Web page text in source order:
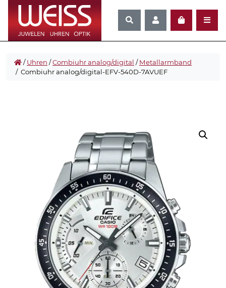
/Uhren /Combiuhr analog/digital /Metallarmband
/ Combiuhr analog/digital-EFV-540D-7AVUEF